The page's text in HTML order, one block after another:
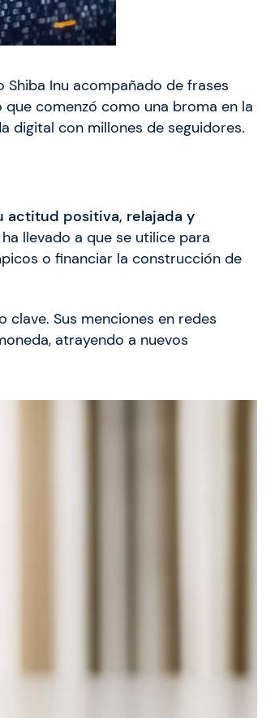
Inu acompañado de frases
comenzó como una broma en la
digital con millones de seguidores.
actitud positiva, relajada y
llevado a que se utilice para
o financiar la construcción de
clave. Sus menciones en redes
atrayendo a nuevos